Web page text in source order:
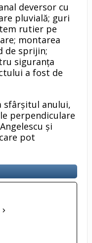
deversor cu
pluvială; guri
rutier pe
montarea
de sprijin;
siguranța
a fost de
sfârșitul anului,
perpendiculare
și
pot